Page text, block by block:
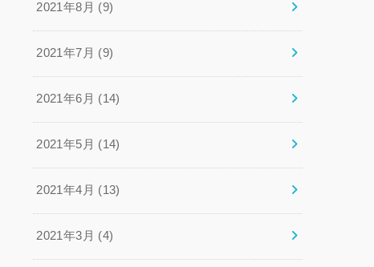
2021年8月 (9)
2021年7月 (9)
2021年6月 (14)
2021年5月 (14)
2021年4月 (13)
2021年3月 (4)